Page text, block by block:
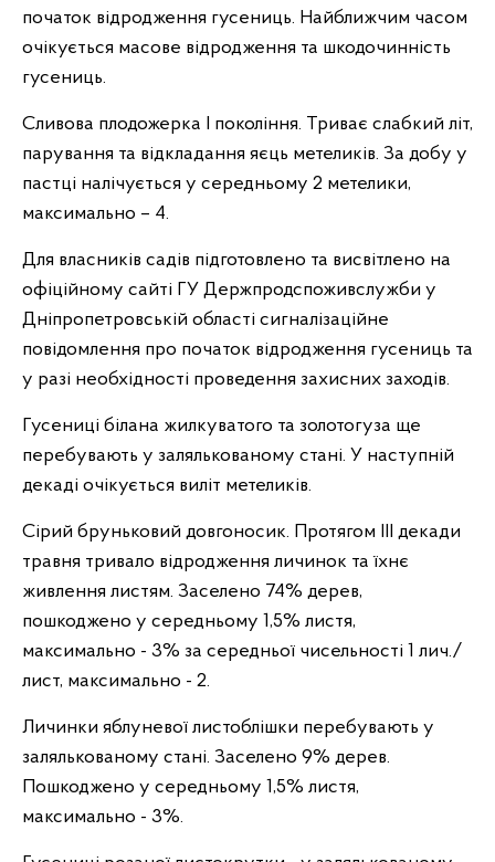
початок відродження гусениць. Найближчим часом
очікується масове відродження та шкодочинність
гусениць.
Сливова плодожерка І покоління. Триває слабкий літ,
парування та відкладання яєць метеликів. За добу у
пастці налічується у середньому 2 метелики,
максимально – 4.
Для власників садів підготовлено та висвітлено на
офіційному сайті ГУ Держпродспоживслужби у
Дніпропетровській області сигналізаційне
повідомлення про початок відродження гусениць та
у разі необхідності проведення захисних заходів.
Гусениці білана жилкуватого та золотогуза ще
перебувають у залялькованому стані. У наступній
декаді очікується виліт метеликів.
Сірий бруньковий довгоносик. Протягом ІІІ декади
травня тривало відродження личинок та їхнє
живлення листям. Заселено 74% дерев,
пошкоджено у середньому 1,5% листя,
максимально - 3% за середньої чисельності 1 лич./
лист, максимально - 2.
Личинки яблуневої листоблішки перебувають у
залялькованому стані. Заселено 9% дерев.
Пошкоджено у середньому 1,5% листя,
максимально - 3%.